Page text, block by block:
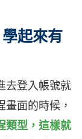
起來有
去登入帳號就
面的時候，
類型，這樣就